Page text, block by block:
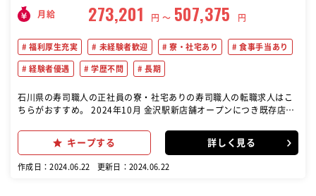
月給 273,201 円 〜 507,375 円
福利厚生充実 未経験者歓迎 寮・社宅あり 食事手当あり
経験者優遇 学歴不問 長期
石川県の寿司職人の正社員の寮・社宅ありの寿司職人の転職求人はこ
ちらがおすすめ。 2024年10月 金沢駅新店舗オープンにつき既存店・
します。(当社規定あり) 新店舗オープンまでは、既存店にて研修もで
きます。 回転寿司で寿司職人としての業務をお任せします。毎朝夕水
理・接客・などをお願いします。 また、仕事に慣れてきましたら、発
キープする 詳しく見る
作成日：2024.06.22 更新日：2024.06.22